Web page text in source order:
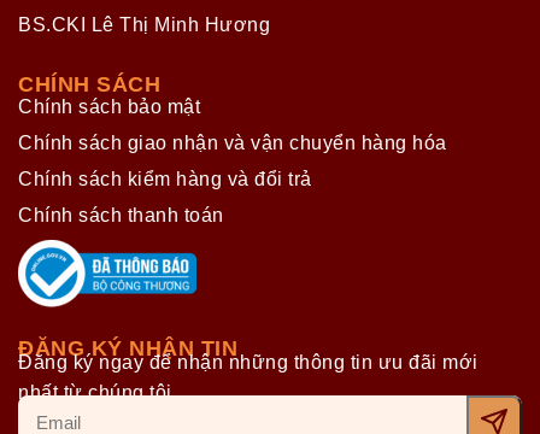
BS.CKI Lê Thị Minh Hương
CHÍNH SÁCH
Chính sách bảo mật
Chính sách giao nhận và vận chuyển hàng hóa
Chính sách kiểm hàng và đổi trả
Chính sách thanh toán
ĐĂNG KÝ NHẬN TIN
Đăng ký ngay để nhận những thông tin ưu đãi mới
nhất từ chúng tôi